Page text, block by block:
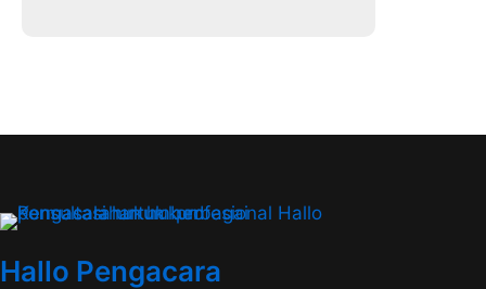
Hallo Pengacara